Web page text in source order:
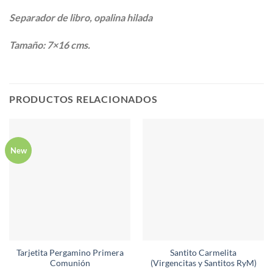
Separador de libro, opalina hilada
Tamaño: 7×16 cms.
PRODUCTOS RELACIONADOS
New
Tarjetita Pergamino Primera
Comunión
Santito Carmelita
(Virgencitas y Santitos RyM)